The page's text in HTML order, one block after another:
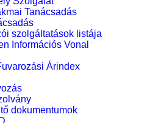
Tanácsadás
szolgáltatások listája
Információs Vonal
Árindex
dokumentumok